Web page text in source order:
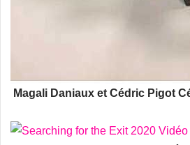
Magali Daniaux et Cédric Pigot